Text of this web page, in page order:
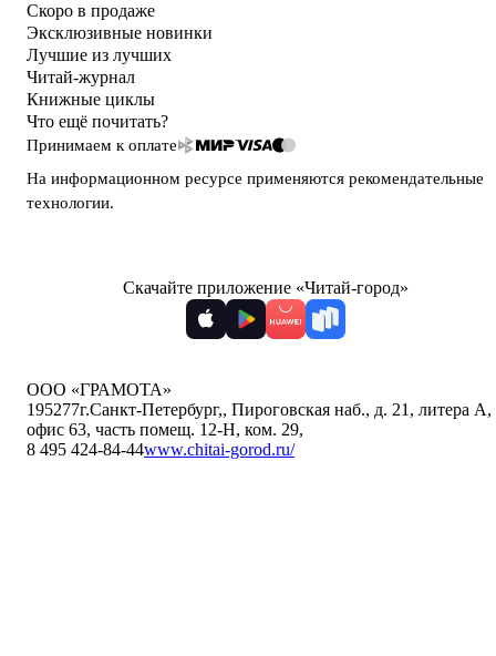
Скоро в продаже
Эксклюзивные новинки
Лучшие из лучших
Читай-журнал
Книжные циклы
Что ещё почитать?
Принимаем к оплате
На информационном ресурсе применяются рекомендательные
технологии.
Скачайте приложение «Читай-город»
ООО «ГРАМОТА»
195277г.Санкт-Петербург,, Пироговская наб., д. 21, литера А,
офис 63, часть помещ. 12-Н, ком. 29,
8 495 424-84-44www.chitai-gorod.ru/